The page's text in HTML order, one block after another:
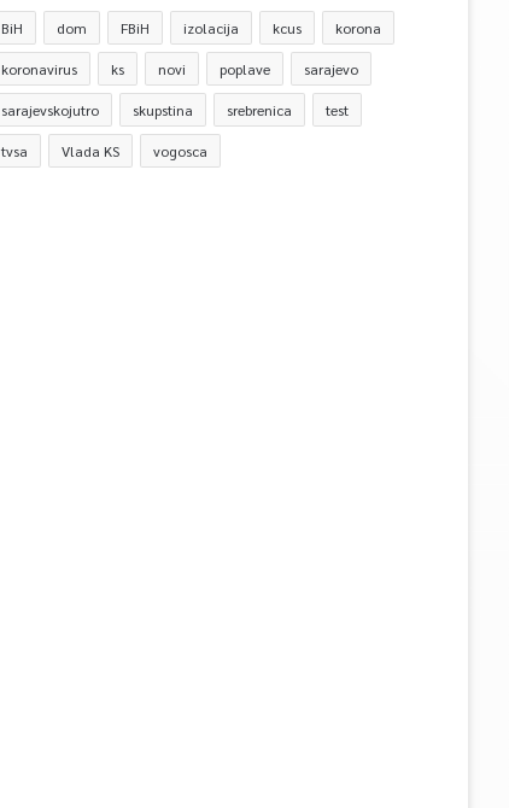
BiH dom FBiH izolacija kcus korona
koronavirus ks novi poplave sarajevo
sarajevskojutro skupstina srebrenica test
tvsa Vlada KS vogosca